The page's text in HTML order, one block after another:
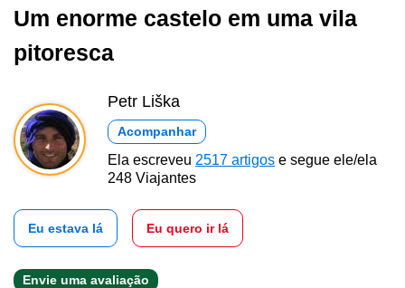
Um enorme castelo em uma vila
pitoresca
Petr Liška
Acompanhar
Ela escreveu 2517 artigos e segue ele/ela
248 Viajantes
Eu estava lá Eu quero ir lá
Envie uma avaliação